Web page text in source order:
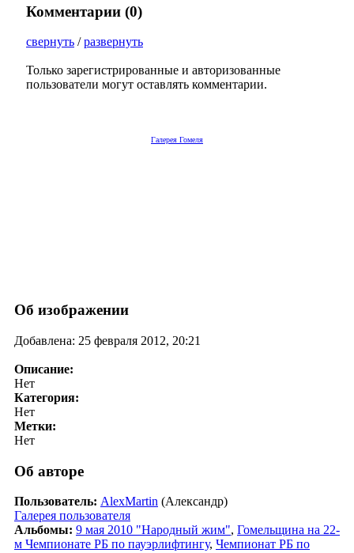
Комментарии (0)
свернуть /развернуть
Только зарегистрированные и авторизованные
пользователи могут оставлять комментарии.
Галерея Гомеля
Об изображении
Добавлена: 25 февраля 2012, 20:21
Описание:
Нет
Категория:
Нет
Метки:
Нет
Об авторе
Пользователь: AlexMartin (Александр)
Галерея пользователя
Альбомы: 9 мая 2010 "Народный жим", Гомельщина на 22-
м Чемпионате РБ по пауэрлифтингу, Чемпионат РБ по